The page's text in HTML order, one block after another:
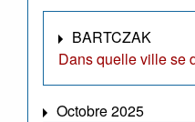
BARTCZAK
Dans quelle ville se
Octobre 2025